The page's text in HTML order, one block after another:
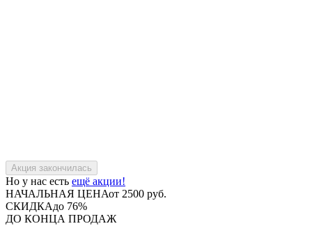
Но у нас есть ещё акции!
НАЧАЛЬНАЯ ЦЕНАот 2500 руб.
СКИДКАдо 76%
ДО КОНЦА ПРОДАЖ